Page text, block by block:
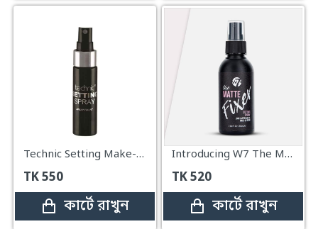
Technic Setting Make-up Spray 31ml
TK550
কার্টে রাখুন
Introducing W7 The Matte Fixer Makeup Setting Spray - 60m
TK520
কার্টে রাখুন